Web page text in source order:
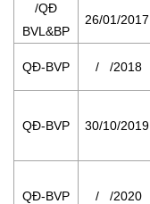
/QĐ
BVL&BP
26/01/2017
QĐ-BVP / /2018
QĐ-BVP 30/10/2019
QĐ-BVP / /2020